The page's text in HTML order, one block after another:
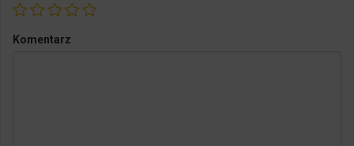
Komentarz